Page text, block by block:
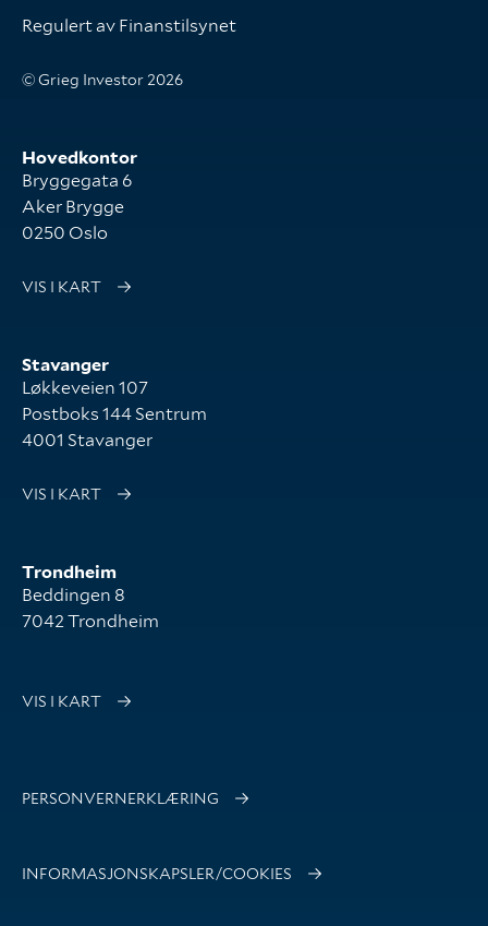
Regulert av Finanstilsynet
© Grieg Investor 2026
Hovedkontor
Bryggegata 6
Aker Brygge
0250 Oslo
VIS I KART
Stavanger
Løkkeveien 107
Postboks 144 Sentrum
4001 Stavanger
VIS I KART
Trondheim
Beddingen 8
7042 Trondheim
VIS I KART
PERSONVERNERKLÆRING
INFORMASJONSKAPSLER/COOKIES